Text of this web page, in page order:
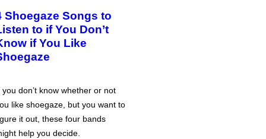
Shoegaze Songs to
to if You Don’t
if You Like
you don’t know whether or not
like shoegaze, but you want to
it out, these four bands
help you decide.